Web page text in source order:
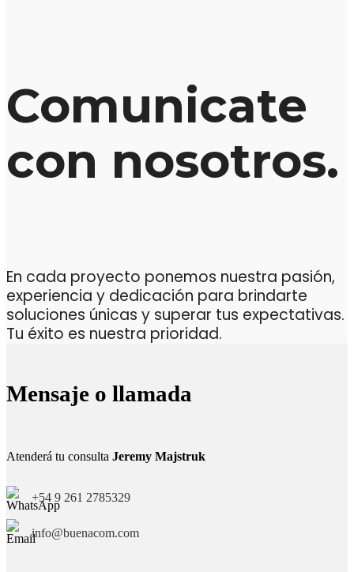
Comunicate
con nosotros.
En cada proyecto ponemos nuestra pasión,
experiencia y dedicación para brindarte
soluciones únicas y superar tus expectativas.
Tu éxito es nuestra prioridad.
Mensaje o llamada
Atenderá tu consulta Jeremy Majstruk
+54 9 261 2785329
info@buenacom.com